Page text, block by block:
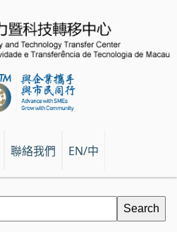
聯絡我們 EN/中